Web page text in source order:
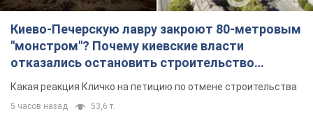
Киево-Печерскую лавру закроют 80-метровым
"монстром"? Почему киевские власти
отказались остановить строительство
небоскреба "московского верующего"
Какая реакция Кличко на петицию по отмене строительства
5 часов назад 53,6 т.